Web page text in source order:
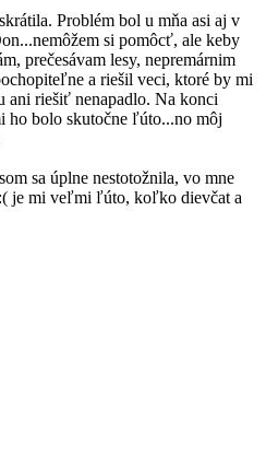
Problém bol u mňa asi aj v
si pomôcť, ale keby
prečesávam lesy, nepremárnim
a riešil veci, ktoré by mi
ani riešiť nenapadlo. Na konci
ho bolo skutočne ľúto...no môj
sa úplne nestotožnila, vo mne
je mi veľmi ľúto, koľko dievčat a